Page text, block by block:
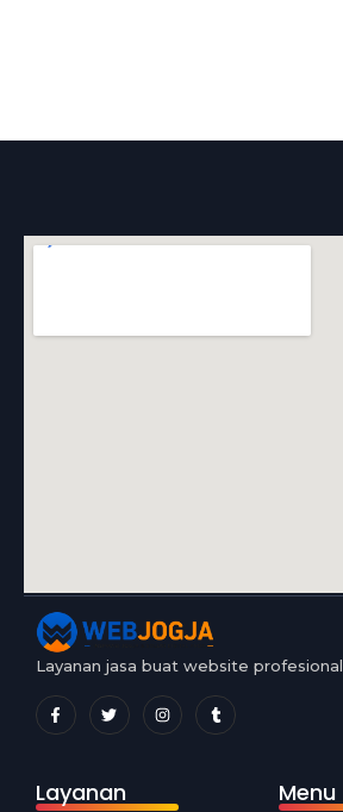
Layanan jasa buat website profesional
Layanan Menu